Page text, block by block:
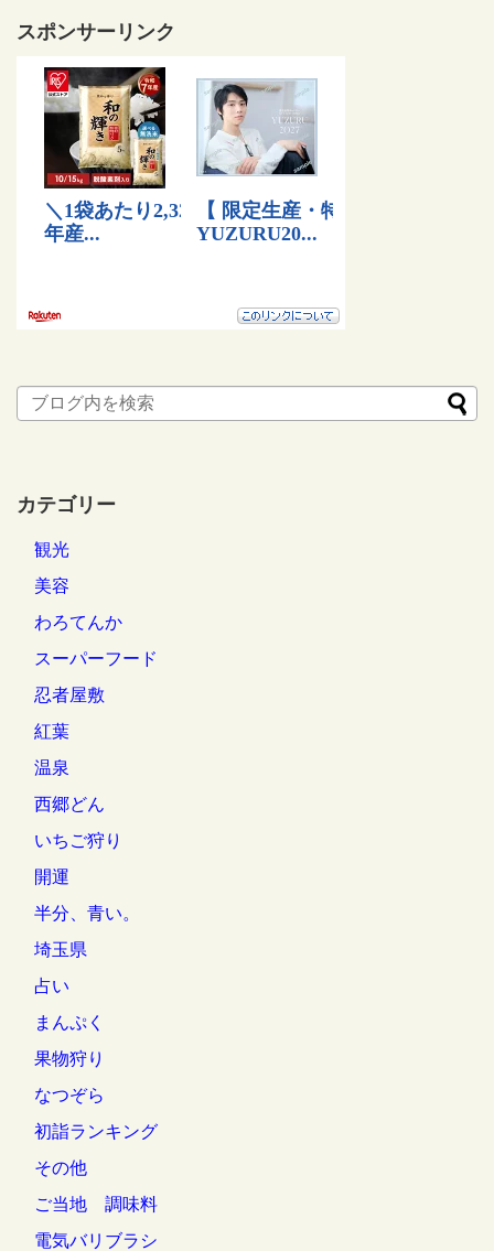
スポンサーリンク
カテゴリー
観光
美容
わろてんか
スーパーフード
忍者屋敷
紅葉
温泉
西郷どん
いちご狩り
開運
半分、青い。
埼玉県
占い
まんぷく
果物狩り
なつぞら
初詣ランキング
その他
ご当地 調味料
電気バリブラシ